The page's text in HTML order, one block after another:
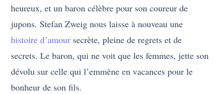
heureux, et un baron célèbre pour son coureur de
jupons. Stefan Zweig nous laisse à nouveau une
histoire d’amour secrète, pleine de regrets et de
secrets. Le baron, qui ne voit que les femmes, jette son
dévolu sur celle qui l’emmène en vacances pour le
bonheur de son fils.